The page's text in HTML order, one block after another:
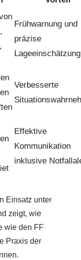
Frühwarnung und
präzise
Lageeinschätzung
Verbesserte
Effektive
Kommunikation
inklusive
Einsatz unter
zeigt, wie
wie den FF
Praxis der